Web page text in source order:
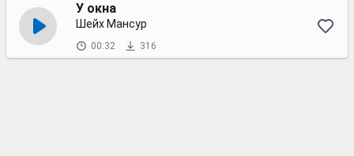
У окна
Шейх Мансур
00:32 316